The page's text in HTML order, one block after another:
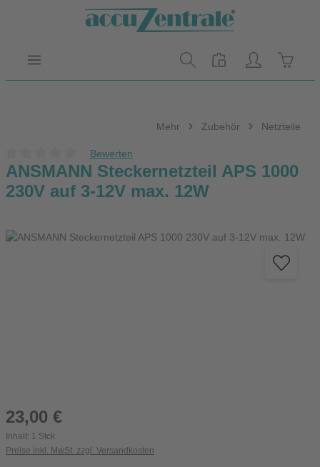
Zum Hauptinhalt springen
Mehr Zubehör Netzteile
Durchschnittliche Bewertung von 0 von 5 Sternen
Bewerten
ANSMANN Steckernetzteil APS 1000
230V auf 3-12V max. 12W
Bildergalerie überspringen
Regulärer Preis:
23,00 €
Inhalt: 1 Stck
Preise inkl. MwSt. zzgl. Versandkosten